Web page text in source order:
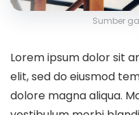
Sumber
Lorem ipsum dolor sit
elit, sed do eiusmod
dolore magna aliqua.